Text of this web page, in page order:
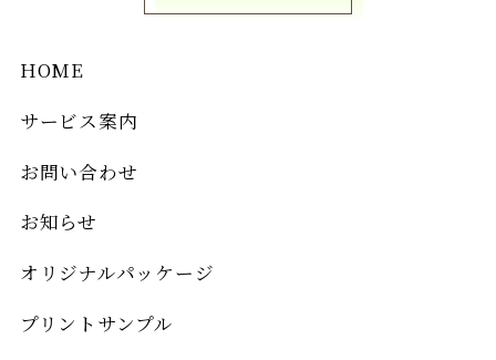
HOME
サービス案内
お問い合わせ
お知らせ
オリジナルパッケージ
プリントサンプル